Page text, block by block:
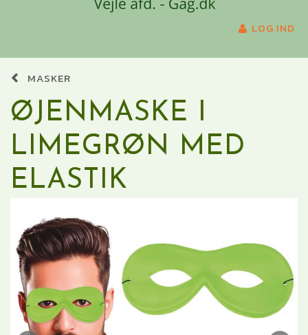
LOG IND
MASKER
ØJENMASKE I
LIMEGRØN MED
ELASTIK